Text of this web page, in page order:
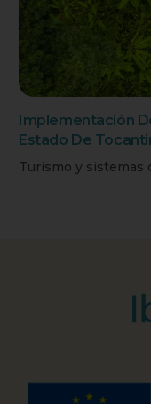
Implementación
Estado De
Turismo y sistemas